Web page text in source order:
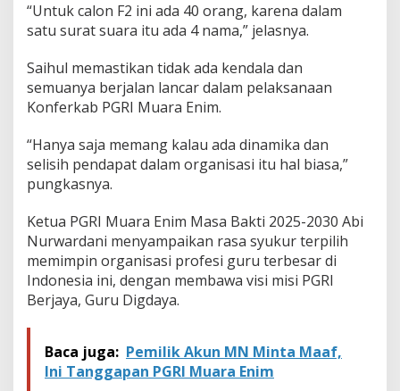
“Untuk calon F2 ini ada 40 orang, karena dalam
satu surat suara itu ada 4 nama,” jelasnya.
Saihul memastikan tidak ada kendala dan
semuanya berjalan lancar dalam pelaksanaan
Konferkab PGRI Muara Enim.
“Hanya saja memang kalau ada dinamika dan
selisih pendapat dalam organisasi itu hal biasa,”
pungkasnya.
Ketua PGRI Muara Enim Masa Bakti 2025-2030 Abi
Nurwardani menyampaikan rasa syukur terpilih
memimpin organisasi profesi guru terbesar di
Indonesia ini, dengan membawa visi misi PGRI
Berjaya, Guru Digdaya.
Baca juga: Pemilik Akun MN Minta Maaf,
Ini Tanggapan PGRI Muara Enim